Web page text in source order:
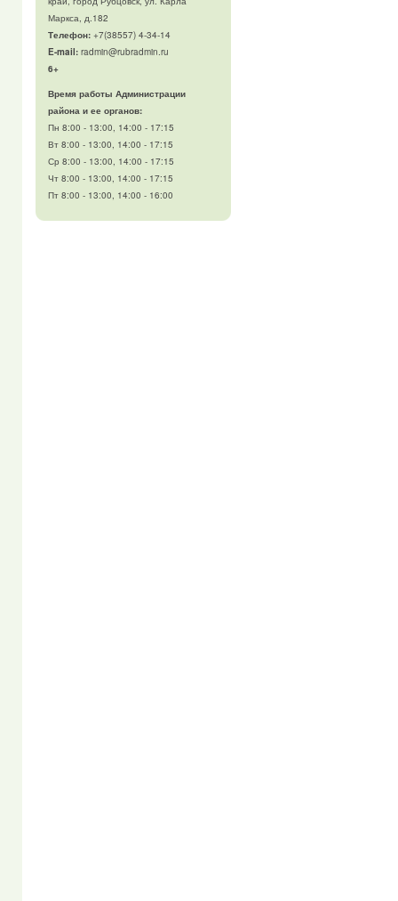
Маркса, д.182
Телефон:+7(38557) 4-34-14
E-mail:radmin@rubradmin.ru
6+
Время работы Администрации
района и ее органов:
Пн 8:00 - 13:00, 14:00 - 17:15
Вт 8:00 - 13:00, 14:00 - 17:15
Ср 8:00 - 13:00, 14:00 - 17:15
Чт 8:00 - 13:00, 14:00 - 17:15
Пт 8:00 - 13:00, 14:00 - 16:00